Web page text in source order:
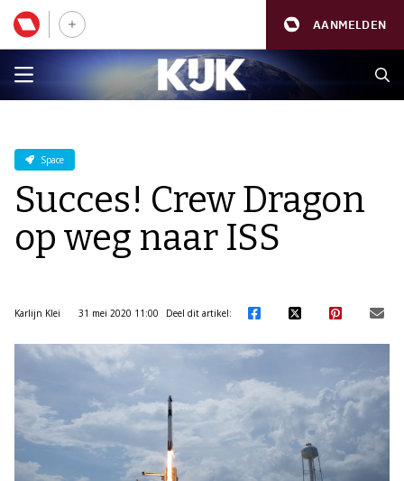
AANMELDEN
Space
Succes! Crew Dragon
op weg naar ISS
Karlijn Klei 31 mei 2020 11:00 Deel dit artikel: